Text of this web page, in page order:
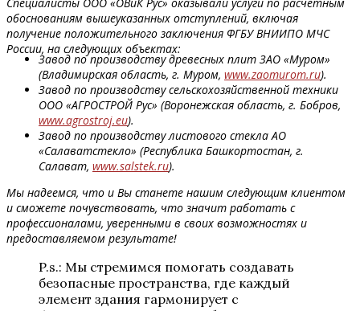
обоснованиям вышеуказанных отступлений, включая
получение положительного заключения ФГБУ ВНИИПО МЧС
России, на следующих объектах:
Завод по производству древесных плит ЗАО «Муром»
(Владимирская область, г. Муром, www.zaomurom.ru).
Завод по производству сельскохозяйственной техники
ООО «АГРОСТРОЙ Рус» (Воронежская область, г. Бобров,
www.agrostroj.eu).
Завод по производству листового стекла АО
«Салаватстекло» (Республика Башкортостан, г.
Салават, www.salstek.ru).
Мы надеемся, что и Вы станете нашим следующим клиентом
и сможете почувствовать, что значит работать с
профессионалами, уверенными в своих возможностях и
предоставляемом результате!
P.s.: Мы стремимся помогать создавать
безопасные пространства, где каждый
элемент здания гармонирует с